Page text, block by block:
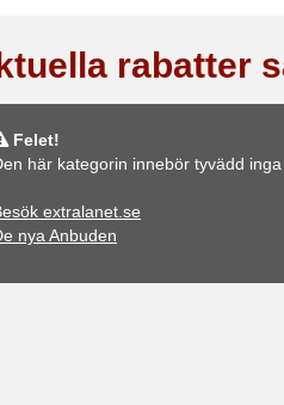
rabatter
Felet!
här kategorin innebör tyvädd inga
extralanet.se
nya Anbuden